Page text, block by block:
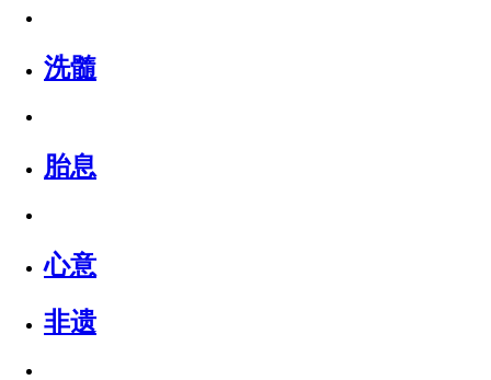
洗髓
胎息
心意
非遗